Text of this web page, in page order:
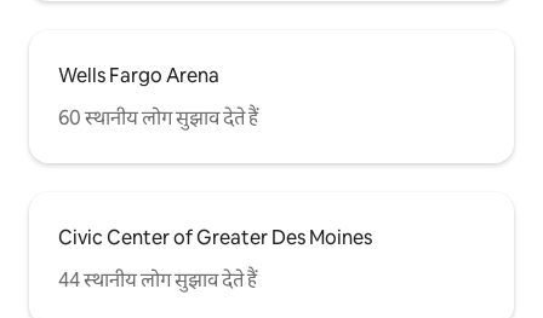
Wells Fargo Arena
60 स्थानीय लोग सुझाव देते हैं
Civic Center of Greater Des Moines
44 स्थानीय लोग सुझाव देते हैं